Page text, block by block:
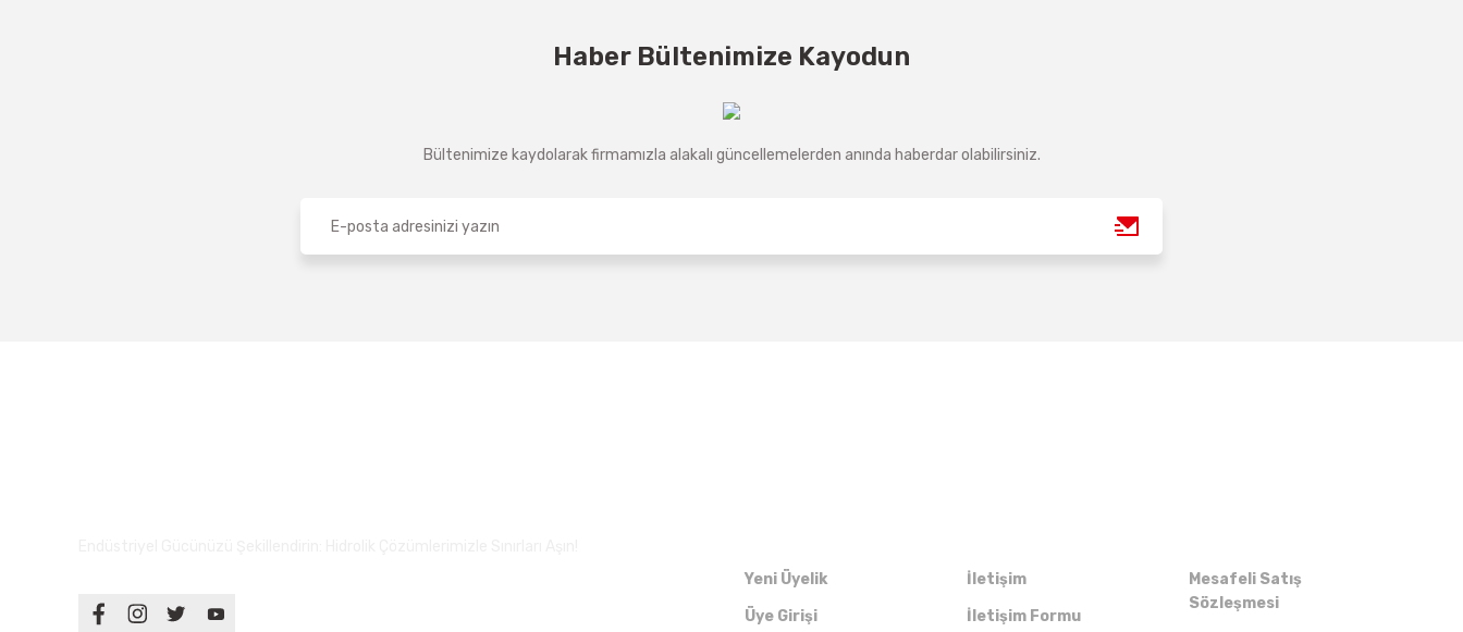
Haber Bültenimize Kayodun
Bültenimize kaydolarak firmamızla alakalı güncellemelerden anında haberdar olabilirsiniz.
Yeni Üyelik
Üye Girişi
İletişim
İletişim Formu
Mesafeli Satış
Sözleşmesi